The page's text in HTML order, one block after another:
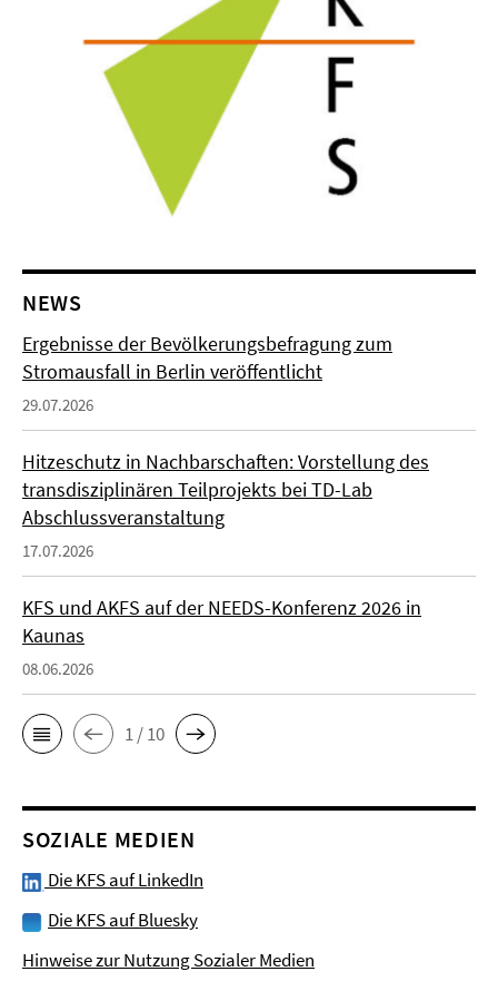
NEWS
Ergebnisse der Bevölkerungsbefragung zum
Stromausfall in Berlin veröffentlicht
29.07.2026
Hitzeschutz in Nachbarschaften: Vorstellung des
transdisziplinären Teilprojekts bei TD-Lab
Abschlussveranstaltung
17.07.2026
KFS und AKFS auf der NEEDS-Konferenz 2026 in
Kaunas
08.06.2026
1 / 10
SOZIALE MEDIEN
Die KFS auf LinkedIn
Die KFS auf Bluesky
Hinweise zur Nutzung Sozialer Medien